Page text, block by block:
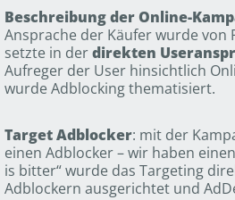
Beschreibung der Online-
Ansprache der Käufer wurde von
setzte in derdirekten
Aufreger der User hinsichtlich
wurde Adblocking thematisiert.
Target Adblocker: mit der
einen Adblocker – wir haben
is bitter“ wurde das Targeting
Adblockern ausgerichtet und